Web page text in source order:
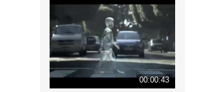
00:00:43